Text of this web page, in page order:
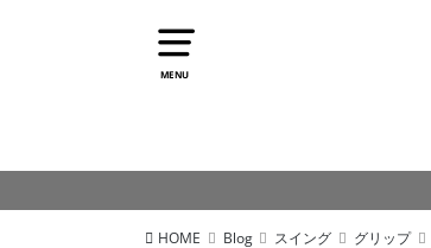
MENU
HOME Blog スイング グリップ